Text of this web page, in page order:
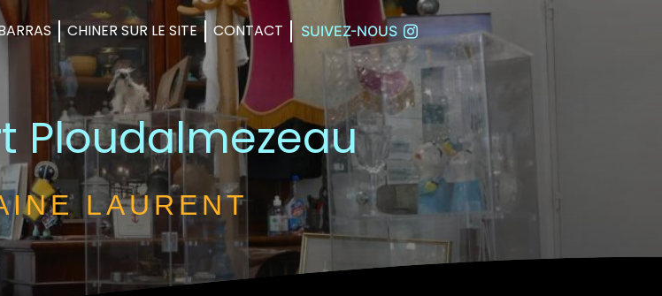
CHINER SUR LE SITE CONTACT SUIVEZ-NOUS
Ploudalmezeau
LAURENT